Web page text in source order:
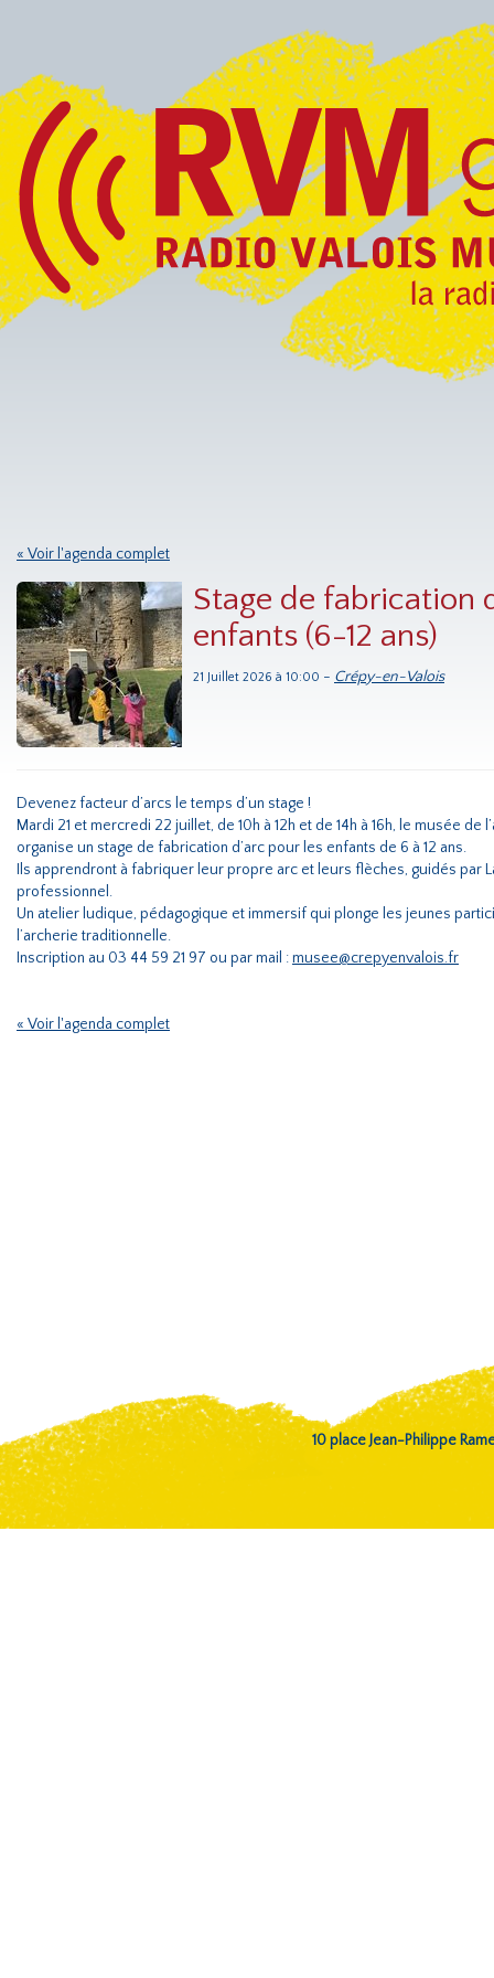
« Voir l'agenda complet
Stage de fabrication
enfants (6-12 ans)
21 Juillet 2026 à 10:00 - Crépy-en-Valois
Devenez facteur d’arcs le temps d’un stage !
Mardi 21 et mercredi 22 juillet, de 10h à 12h et de 14h à 16h, le musée de
organise un stage de fabrication d’arc pour les enfants de 6 à 12 ans.
Ils apprendront à fabriquer leur propre arc et leurs flèches, guidés par
professionnel.
Un atelier ludique, pédagogique et immersif qui plonge les jeunes
l’archerie traditionnelle.
Inscription au 03 44 59 21 97 ou par mail :musee@crepyenvalois.fr
« Voir l'agenda complet
10 place Jean-Philippe